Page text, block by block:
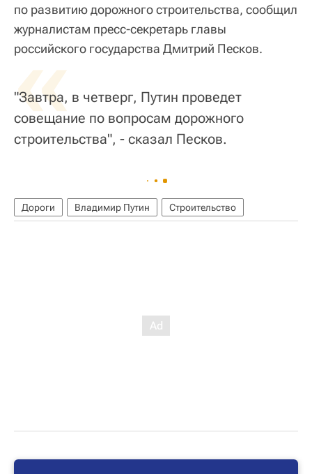
по развитию дорожного строительства, сообщил
журналистам пресс-секретарь главы
российского государства Дмитрий Песков.
«
"Завтра, в четверг, Путин проведет
совещание по вопросам дорожного
строительства", - сказал Песков.
Дороги Владимир Путин Строительство